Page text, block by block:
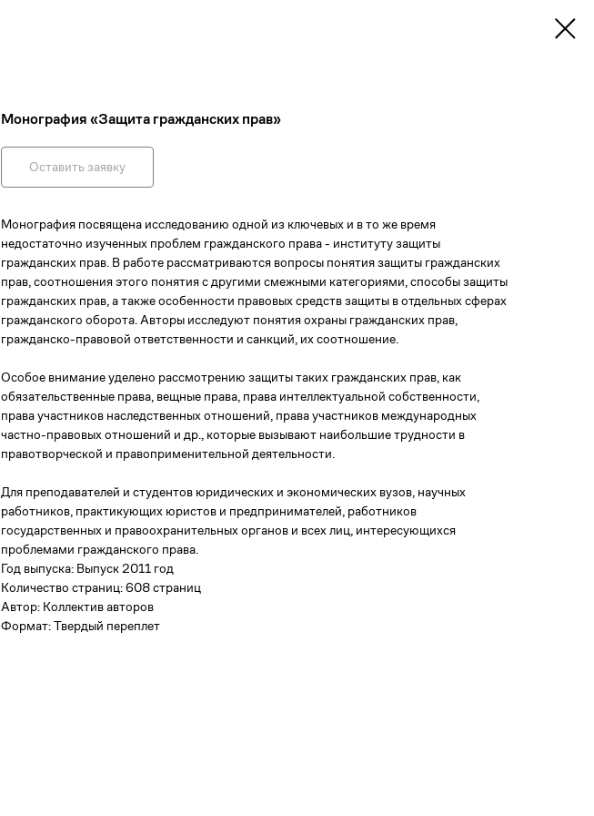
Монография «Защита гражданских прав»
Оставить заявку
Монография посвящена исследованию одной из ключевых и в то же время
недостаточно изученных проблем гражданского права - институту защиты
гражданских прав. В работе рассматриваются вопросы понятия защиты гражданских
прав, соотношения этого понятия с другими смежными категориями, способы защиты
гражданских прав, а также особенности правовых средств защиты в отдельных сферах
гражданского оборота. Авторы исследуют понятия охраны гражданских прав,
гражданско-правовой ответственности и санкций, их соотношение.
Особое внимание уделено рассмотрению защиты таких гражданских прав, как
обязательственные права, вещные права, права интеллектуальной собственности,
права участников наследственных отношений, права участников международных
частно-правовых отношений и др., которые вызывают наибольшие трудности в
правотворческой и правоприменительной деятельности.
Для преподавателей и студентов юридических и экономических вузов, научных
работников, практикующих юристов и предпринимателей, работников
государственных и правоохранительных органов и всех лиц, интересующихся
проблемами гражданского права.
Год выпуска: Выпуск 2011 год
Количество страниц: 608 страниц
Автор: Коллектив авторов
Формат: Твердый переплет